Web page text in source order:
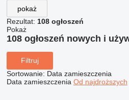
pokaż
Rezultat: 108 ogłoszeń
Pokaż
108 ogłoszeń nowych i
Filtruj
Sortowanie: Data zamieszczenia
Data zamieszczenia Od najdroższych